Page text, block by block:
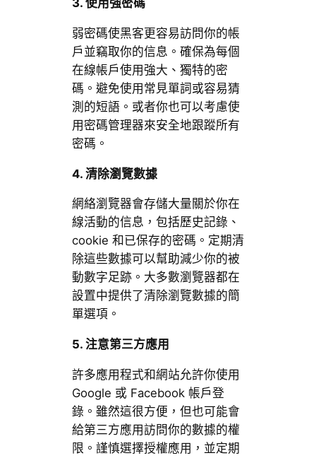
3. 使用強密碼
弱密碼使黑客更容易訪問你的帳
戶並竊取你的信息。確保為每個
在線帳戶使用強大、獨特的密
碼。避免使用常見單詞或容易猜
測的短語。或者你也可以考慮使
用密碼管理器來安全地跟蹤所有
密碼。
4. 清除瀏覽數據
網絡瀏覽器會存儲大量關於你在
線活動的信息，包括歷史記錄、
cookie 和已保存的密碼。定期清
除這些數據可以幫助減少你的被
動數字足跡。大多數瀏覽器都在
設置中提供了清除瀏覽數據的簡
單選項。
5. 注意第三方應用
許多應用程式和網站允許你使用
Google 或 Facebook 帳戶登
錄。雖然這很方便，但也可能會
給第三方應用訪問你的數據的權
限。謹慎選擇授權應用，並定期